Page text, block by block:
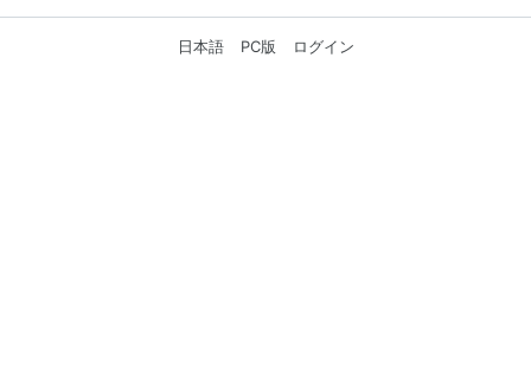
日本語 PC版 ログイン